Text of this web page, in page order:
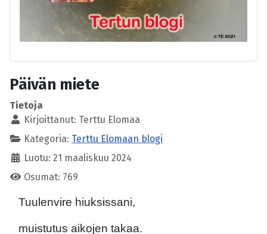
Päivän miete
Tietoja
Kirjoittanut: Terttu Elomaa
Kategoria: Terttu Elomaan blogi
Luotu: 21 maaliskuu 2024
Osumat: 769
Tuulenvire hiuksissani,
muistutus aikojen takaa.